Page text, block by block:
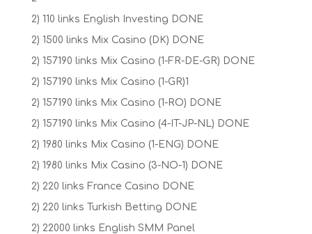
2) 110 links English Investing DONE
2) 1500 links Mix Casino (DK) DONE
2) 157190 links Mix Casino (1-FR-DE-GR) DONE
2) 157190 links Mix Casino (1-GR)1
2) 157190 links Mix Casino (1-RO) DONE
2) 157190 links Mix Casino (4-IT-JP-NL) DONE
2) 1980 links Mix Casino (1-ENG) DONE
2) 1980 links Mix Casino (3-NO-1) DONE
2) 220 links France Casino DONE
2) 220 links Turkish Betting DONE
2) 22000 links English SMM Panel